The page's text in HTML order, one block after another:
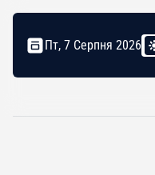
Пт, 7 Серпня 2026